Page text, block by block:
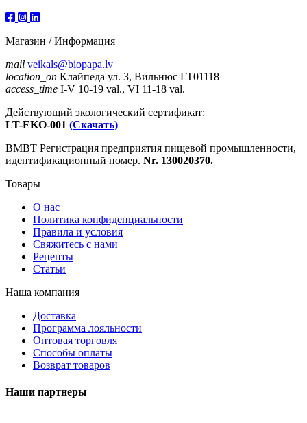
Магазин / Информация
mail veikals@biopapa.lv
location_on Клайпеда ул. 3, Вильнюс LT01118
access_time I-V 10-19 val., VI 11-18 val.
Действующий экологический сертификат:
LT-EKO-001 (Скачать)
ВМВТ Регистрация предприятия пищевой промышленности,
идентификационный номер. Nr. 130020370.
Товары
О нас
Политика конфиденциальности
Правила и условия
Свяжитесь с нами
Рецепты
Статьи
Наша компания
Доставка
Программа лояльности
Оптовая торговля
Способы оплаты
Возврат товаров
Наши партнеры